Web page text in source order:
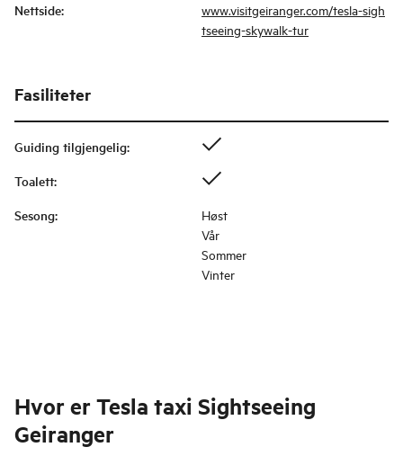
Nettside:
www.visitgeiranger.com/tesla-sigh
tseeing-skywalk-tur
Fasiliteter
Guiding tilgjengelig:
Toalett:
Sesong:
Høst
Vår
Sommer
Vinter
Hvor er Tesla taxi Sightseeing
Geiranger